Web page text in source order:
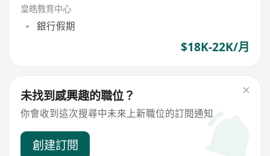
皇皓教育中心
銀行假期
$18K-22K/月
未找到感興趣的職位？
你會收到這次搜尋中未來上新職位的訂閱通知
創建訂閱